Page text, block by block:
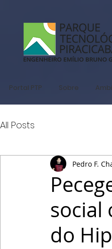
Portal PTP Sobre
All Posts
social
do
Pedro F.